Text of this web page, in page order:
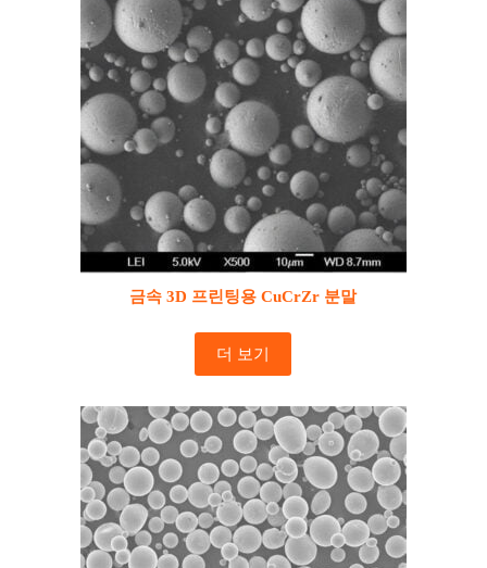
금속 3D 프린팅용 CuCrZr 분말
더 보기